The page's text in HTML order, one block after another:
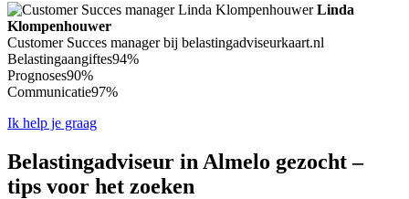
Linda
Klompenhouwer
Customer Succes manager bij belastingadviseurkaart.nl
Belastingaangiftes94%
Prognoses90%
Communicatie97%
Ik help je graag
Belastingadviseur in Almelo gezocht –
tips voor het zoeken